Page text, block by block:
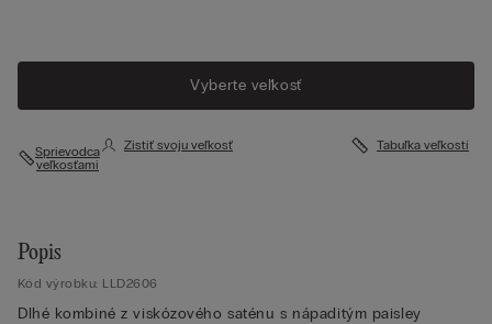
Vyberte veľkosť
Sprievodca
veľkosťami
Zistiť svoju veľkosť Tabuľka veľkostí
Popis
Kód výrobku: LLD2606
Dlhé kombiné z viskózového saténu s nápaditým paisley